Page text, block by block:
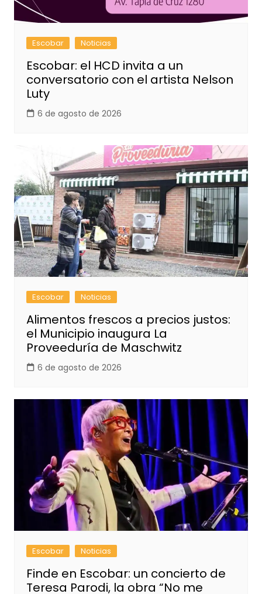
Escobar Noticias
Escobar: el HCD invita a un
conversatorio con el artista Nelson
Luty
6 de agosto de 2026
Escobar Noticias
Alimentos frescos a precios justos:
el Municipio inaugura La
Proveeduría de Maschwitz
6 de agosto de 2026
Escobar Noticias
Finde en Escobar: un concierto de
Teresa Parodi, la obra “No me